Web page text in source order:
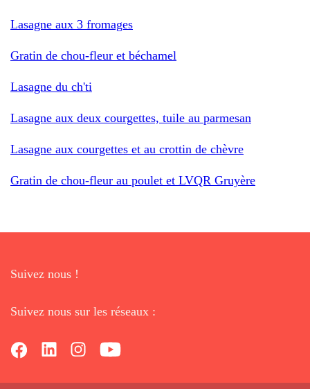
Lasagne aux 3 fromages
Gratin de chou-fleur et béchamel
Lasagne du ch'ti
Lasagne aux deux courgettes, tuile au parmesan
Lasagne aux courgettes et au crottin de chèvre
Gratin de chou-fleur au poulet et LVQR Gruyère
Suivez nous !
Suivez nous sur les réseaux :